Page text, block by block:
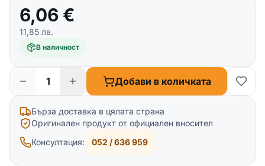
6,06 €
11,85 лв.
В наличност
Добави в количката
Бърза доставка в цялата страна
Оригинален продукт от официален вносител
Консултация:
052 / 636 959